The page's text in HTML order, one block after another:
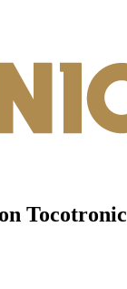
Tocotronic